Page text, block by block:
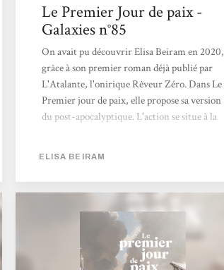
Le Premier Jour de paix -
Galaxies n°85
On avait pu découvrir Elisa Beiram en 2020,
grâce à son premier roman déjà publié par
L'Atalante, l'onirique Rêveur Zéro. Dans Le
Premier jour de paix, elle propose sa version
du post-apocalyptique. L'action se situe à la
conséquences mortifères. En guise
d'ouverture, nous découvrons Aureliano,
ancien des FARC, un des derniers habitants
d'un village colombien, qui ne trouvent rien
de mieux que de s'entretuer. Pour trouver
une solution, il lance avec ce qui reste de
ELISA BEIRAM